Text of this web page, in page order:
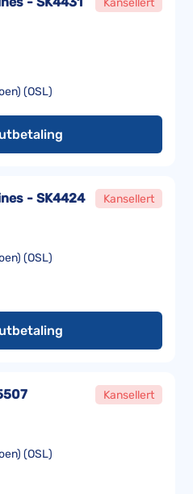
Kansellert
(OSL)
- SK4424 Kansellert
(OSL)
Kansellert
(OSL)